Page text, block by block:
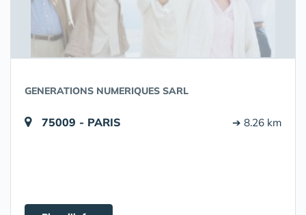
GENERATIONS NUMERIQUES SARL
75009 - PARIS ➔ 8.26 km